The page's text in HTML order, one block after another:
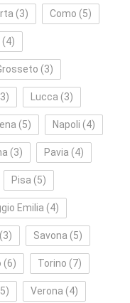
(3) Como (5)
(4)
(3)
Lucca (3)
(5) Napoli (4)
(3) Pavia (4)
Pisa (5)
Emilia (4)
(3) Savona (5)
(6) Torino (7)
Verona (4)